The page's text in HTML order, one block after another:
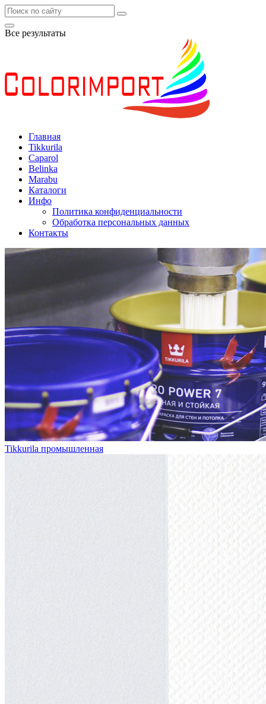
Все результаты
Главная
Tikkurila
Caparol
Belinka
Marabu
Каталоги
Инфо
Политика конфиденциальности
Обработка персональных данных
Контакты
Tikkurila промышленная